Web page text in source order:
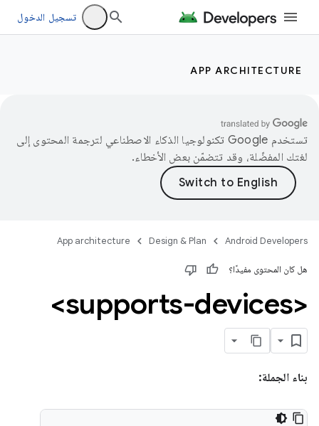
تسجيل الدخول
APP ARCHITECTURE
تستخدم Google تكنولوجيا الذكاء الاصطناعي لترجمة المحتوى إلى
لغتك المفضّلة، وقد تتضمّن بعض الأخطاء.
Android Developers
Design & Plan
App architecture
هل كان المحتوى مفيدًا؟
<supports-devices>
بناء الجملة: